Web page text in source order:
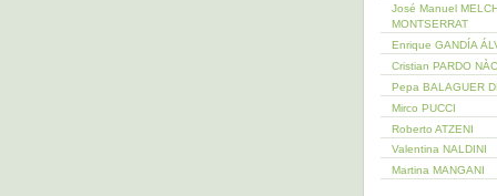
José Manuel
MONTSERRAT
Enrique GANDÍA
Cristian PARDO
Pepa BALAGUER
Mirco PUCCI
Roberto ATZENI
Valentina NALDINI
Martina MANGANI